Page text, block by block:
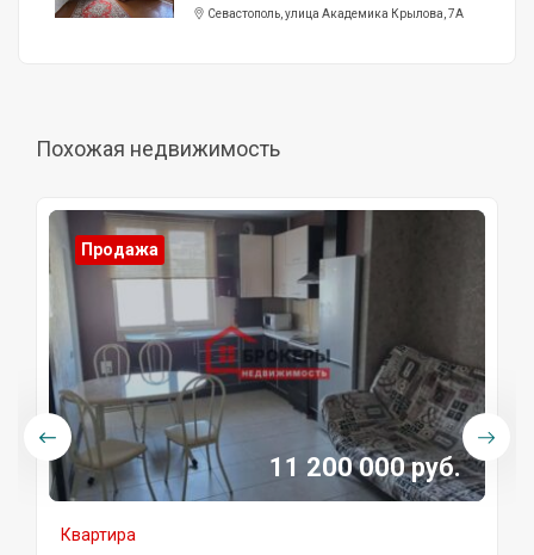
Севастополь, улица Академика Крылова, 7А
Похожая недвижимость
Продажа
11 200 000 руб.
Квартира